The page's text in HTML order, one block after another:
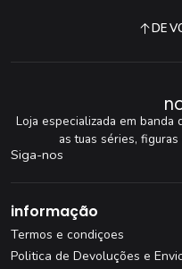
DE
Loja especializada em
as tuas séries,
Siga-nos
informação
Termos e condiçoes
Politica de Devoluções e